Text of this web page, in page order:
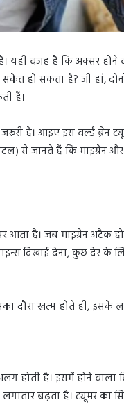
यही वजह है कि अक्सर
हो सकता है? जी हां, दोनों
हैं।
है। आइए इस वर्ल्ड ब्रेन
से जानते हैं कि
आता है। जब माइग्रेन अटैक
दिखाई देना, कुछ देर के
दौरा खत्म होते ही,
होती है। इसमें होने वाला
लगातार बढ़ता है। ट्यूमर